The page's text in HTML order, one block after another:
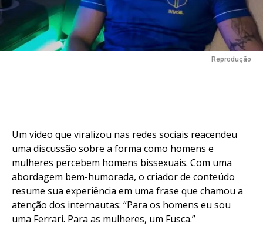
Reprodução
Um vídeo que viralizou nas redes sociais reacendeu
uma discussão sobre a forma como homens e
mulheres percebem homens bissexuais. Com uma
abordagem bem-humorada, o criador de conteúdo
resume sua experiência em uma frase que chamou a
atenção dos internautas: “Para os homens eu sou
uma Ferrari. Para as mulheres, um Fusca.”